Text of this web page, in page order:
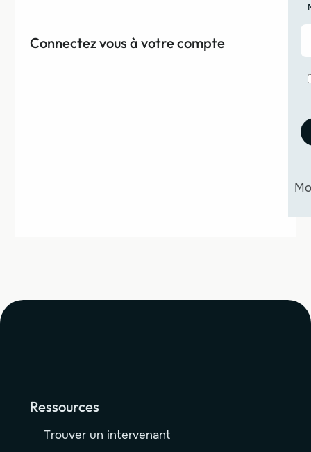
Connectez vous à votre compte
Ressources
Trouver un intervenant